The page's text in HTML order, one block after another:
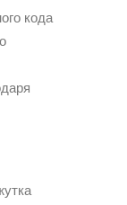
кода